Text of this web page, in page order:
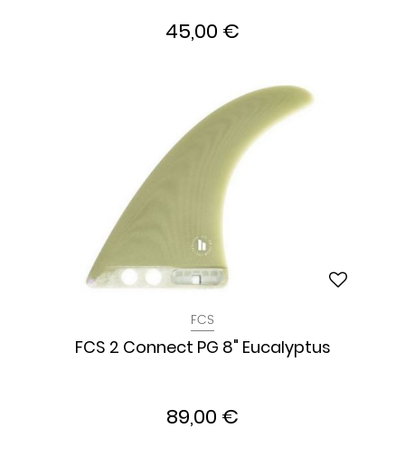
45,00 €
FCS
FCS 2 Connect PG 8" Eucalyptus
89,00 €